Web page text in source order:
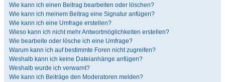
Wie kann ich einen Beitrag bearbeiten oder löschen?
Wie kann ich meinem Beitrag eine Signatur anfügen?
Wie kann ich eine Umfrage erstellen?
Wieso kann ich nicht mehr Antwortmöglichkeiten erstellen?
Wie bearbeite oder lösche ich eine Umfrage?
Warum kann ich auf bestimmte Foren nicht zugreifen?
Weshalb kann ich keine Dateianhänge anfügen?
Weshalb wurde ich verwarnt?
Wie kann ich Beiträge den Moderatoren melden?